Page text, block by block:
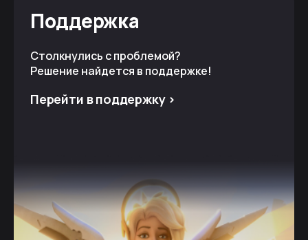
Поддержка
Столкнулись с проблемой?
Решение найдется в поддержке!
Перейти в поддержку >